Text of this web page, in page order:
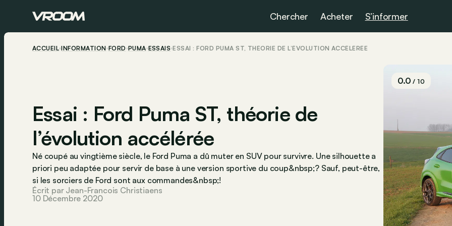
Chercher Acheter S’informer
ACCUEIL INFORMATION FORD PUMA ESSAIS ESSAI : FORD PUMA ST, THÉORIE DE L’ÉVOLUTION ACCÉLÉRÉE
Essai : Ford Puma ST, théorie de
l’évolution accélérée
Né coupé au vingtième siècle, le Ford Puma a dû muter en SUV pour survivre. Une silhouette a
priori peu adaptée pour servir de base à une version sportive du coup&nbsp;? Sauf, peut-être,
si les sorciers de Ford sont aux commandes&nbsp;!
Écrit par Jean-Francois Christiaens
10 Décembre 2020
0.0/ 10